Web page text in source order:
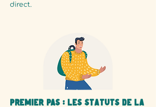
direct.
PREMIER PAS : Les statuts de la